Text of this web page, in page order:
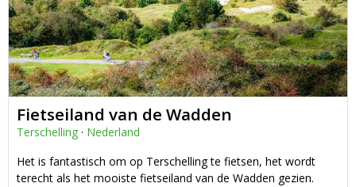
Fietseiland van de Wadden
Terschelling · Nederland
Het is fantastisch om op Terschelling te fietsen, het wordt
terecht als het mooiste fietseiland van de Wadden gezien.